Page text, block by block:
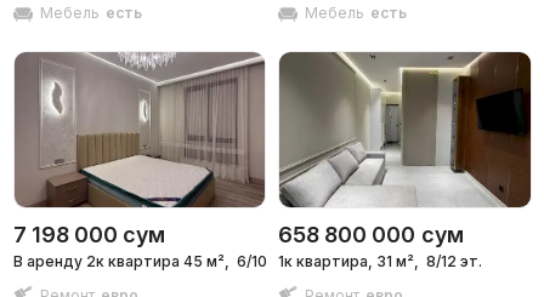
Мебель есть
Мебель есть
7 198 000 сум
В аренду 2к квартира 45 м²,
6/10 эт.
658 800 000 сум
1к квартира, 31 м²,
8/12 эт.